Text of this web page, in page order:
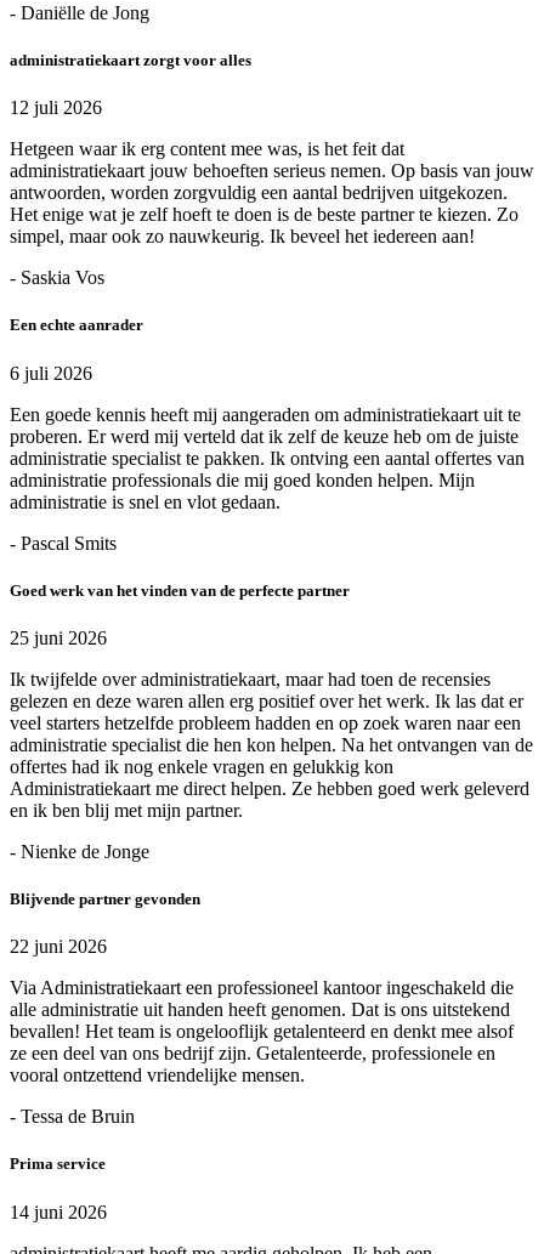
- Daniëlle de Jong
administratiekaart zorgt voor alles
12 juli 2026
Hetgeen waar ik erg content mee was, is het feit dat
administratiekaart jouw behoeften serieus nemen. Op basis van jouw
antwoorden, worden zorgvuldig een aantal bedrijven uitgekozen.
Het enige wat je zelf hoeft te doen is de beste partner te kiezen. Zo
simpel, maar ook zo nauwkeurig. Ik beveel het iedereen aan!
- Saskia Vos
Een echte aanrader
6 juli 2026
Een goede kennis heeft mij aangeraden om administratiekaart uit te
proberen. Er werd mij verteld dat ik zelf de keuze heb om de juiste
administratie specialist te pakken. Ik ontving een aantal offertes van
administratie professionals die mij goed konden helpen. Mijn
administratie is snel en vlot gedaan.
- Pascal Smits
Goed werk van het vinden van de perfecte partner
25 juni 2026
Ik twijfelde over administratiekaart, maar had toen de recensies
gelezen en deze waren allen erg positief over het werk. Ik las dat er
veel starters hetzelfde probleem hadden en op zoek waren naar een
administratie specialist die hen kon helpen. Na het ontvangen van de
offertes had ik nog enkele vragen en gelukkig kon
Administratiekaart me direct helpen. Ze hebben goed werk geleverd
en ik ben blij met mijn partner.
- Nienke de Jonge
Blijvende partner gevonden
22 juni 2026
Via Administratiekaart een professioneel kantoor ingeschakeld die
alle administratie uit handen heeft genomen. Dat is ons uitstekend
bevallen! Het team is ongelooflijk getalenteerd en denkt mee alsof
ze een deel van ons bedrijf zijn. Getalenteerde, professionele en
vooral ontzettend vriendelijke mensen.
- Tessa de Bruin
Prima service
14 juni 2026